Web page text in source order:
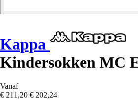
Kappa
Kindersokken MC
Vanaf
€ 211,20 € 202,24